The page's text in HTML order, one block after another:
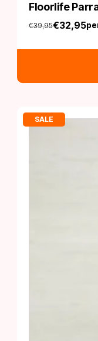
Floorlife
€39,95
Oorspronkelijke
€32,95
Huidige
SALE